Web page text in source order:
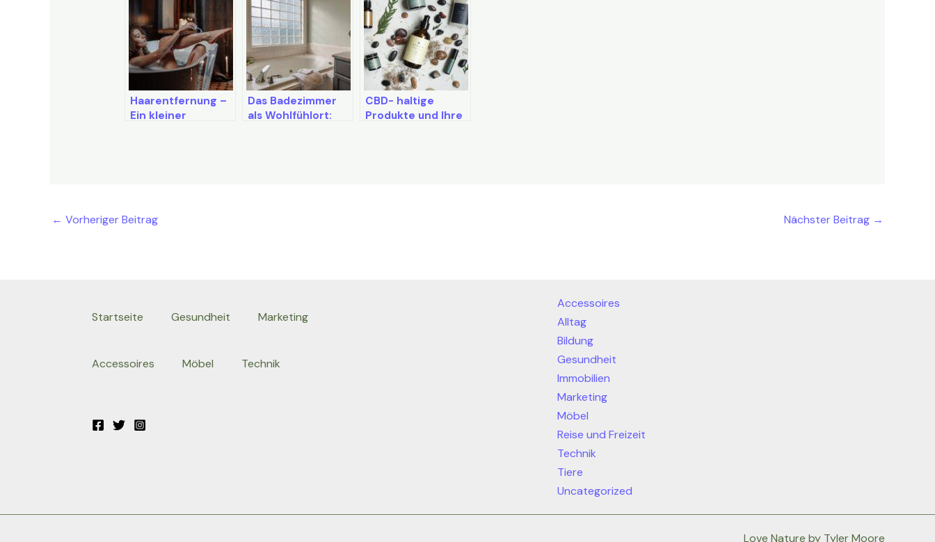
Haarentfernung –
Ein kleiner
Das Badezimmer
als Wohlfühlort:
CBD- haltige
Produkte und Ihre
← Vorheriger Beitrag Nächster Beitrag →
Startseite Gesundheit Marketing
Accessoires Möbel Technik
Accessoires
Alltag
Bildung
Gesundheit
Immobilien
Marketing
Möbel
Reise und Freizeit
Technik
Tiere
Uncategorized
Love Nature by Tyler Moore